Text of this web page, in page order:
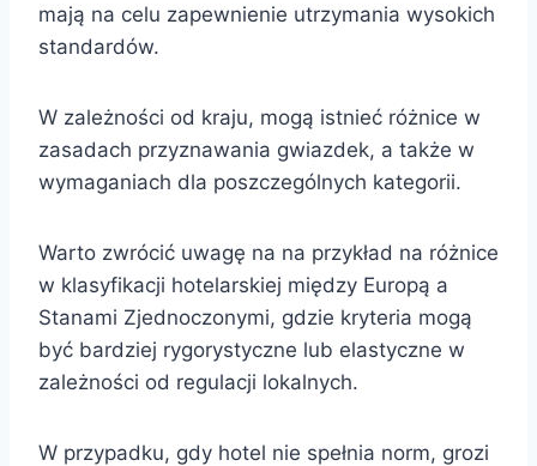
mają na celu zapewnienie utrzymania wysokich
standardów.
W zależności od kraju, mogą istnieć różnice w
zasadach przyznawania gwiazdek, a także w
wymaganiach dla poszczególnych kategorii.
Warto zwrócić uwagę na na przykład na różnice
w klasyfikacji hotelarskiej między Europą a
Stanami Zjednoczonymi, gdzie kryteria mogą
być bardziej rygorystyczne lub elastyczne w
zależności od regulacji lokalnych.
W przypadku, gdy hotel nie spełnia norm, grozi